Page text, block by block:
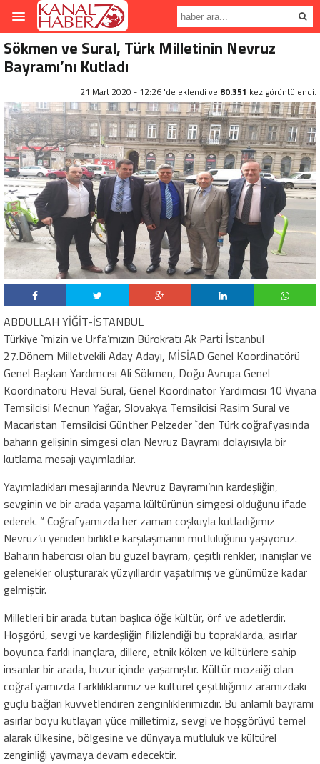
Sökmen ve Sural, Türk Milletinin Nevruz
Bayramı’nı Kutladı
21 Mart 2020 - 12:26 'de eklendi ve 80.351 kez görüntülendi.
ABDULLAH YİĞİT-İSTANBUL
Türkiye `mizin ve Urfa’mızın Bürokratı Ak Parti İstanbul
27.Dönem Milletvekili Aday Adayı, MİSİAD Genel Koordinatörü
Genel Başkan Yardımcısı Ali Sökmen, Doğu Avrupa Genel
Koordinatörü Heval Sural, Genel Koordinatör Yardımcısı 10 Viyana
Temsilcisi Mecnun Yağar, Slovakya Temsilcisi Rasim Sural ve
Macaristan Temsilcisi Günther Pelzeder `den Türk coğrafyasında
baharın gelişinin simgesi olan Nevruz Bayramı dolayısıyla bir
kutlama mesajı yayımladılar.
Yayımladıkları mesajlarında Nevruz Bayramı’nın kardeşliğin,
sevginin ve bir arada yaşama kültürünün simgesi olduğunu ifade
ederek. “ Coğrafyamızda her zaman coşkuyla kutladığımız
Nevruz’u yeniden birlikte karşılaşmanın mutluluğunu yaşıyoruz.
Baharın habercisi olan bu güzel bayram, çeşitli renkler, inanışlar ve
gelenekler oluşturarak yüzyıllardır yaşatılmış ve günümüze kadar
gelmiştir.
Milletleri bir arada tutan başlıca öğe kültür, örf ve adetlerdir.
Hoşgörü, sevgi ve kardeşliğin filizlendiği bu topraklarda, asırlar
boyunca farklı inançlara, dillere, etnik köken ve kültürlere sahip
insanlar bir arada, huzur içinde yaşamıştır. Kültür mozaiği olan
coğrafyamızda farklılıklarımız ve kültürel çeşitliliğimiz aramızdaki
güçlü bağları kuvvetlendiren zenginliklerimizdir. Bu anlamlı bayramı
asırlar boyu kutlayan yüce milletimiz, sevgi ve hoşgörüyü temel
alarak ülkesine, bölgesine ve dünyaya mutluluk ve kültürel
zenginliği yaymaya devam edecektir.